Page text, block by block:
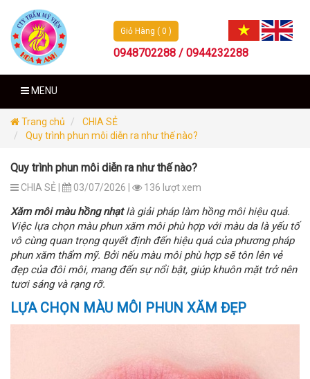
Giỏ Hàng ( 0 )
0948702288 / 0944232288
MENU
Trang chủ
CHIA SẺ
Quy trình phun môi diễn ra như thế nào?
Quy trình phun môi diễn ra như thế nào?
CHIA SẺ | 03/07/2026 | 136 lượt xem
Xăm môi màu hồng nhạtlà giải pháp làm hồng môi hiệu quả.
Việc lựa chọn màu phun xăm môi phù hợp với màu da là yếu tố
vô cùng quan trọng quyết định đến hiệu quả của phương pháp
phun xăm thẩm mỹ. Bởi nếu màu môi phù hợp sẽ tôn lên vẻ
đẹp của đôi môi, mang đến sự nổi bật, giúp khuôn mặt trở nên
tươi sáng và rạng rỡ.
LỰA CHỌN MÀU MÔI PHUN XĂM ĐẸP